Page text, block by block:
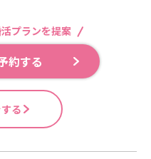
プランを提案
約する
る